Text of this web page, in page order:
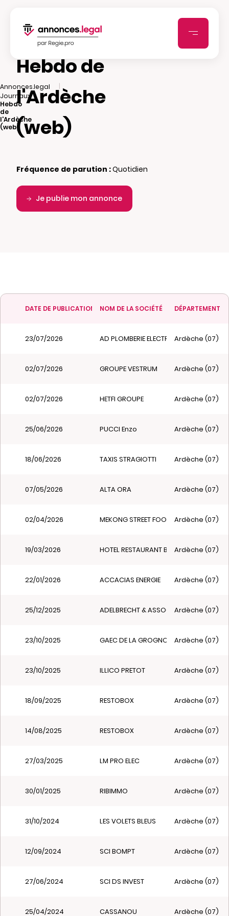
Annonces.legal
|
Journaux
|
Hebdo
de
l'Ardèche
(web)
Hebdo de
l'Ardèche
(web)
Fréquence de parution :Quotidien
Je publie mon annonce
DATE DE PUBLICATION NOM DE LA SOCIÉTÉ DÉPARTEMENT
23/07/2026 AD PLOMBERIE ELECTRICITEArdèche (07)
02/07/2026 GROUPE VESTRUM Ardèche (07)
02/07/2026 HETFI GROUPE Ardèche (07)
25/06/2026 PUCCI Enzo Ardèche (07)
18/06/2026 TAXIS STRAGIOTTI Ardèche (07)
07/05/2026 ALTA ORA Ardèche (07)
02/04/2026 MEKONG STREET FOOD Ardèche (07)
19/03/2026 HOTEL RESTAURANT BAR LA GRAVENNE
Ardèche (07)
22/01/2026 ACCACIAS ENERGIE Ardèche (07)
25/12/2025 ADELBRECHT & ASSOCIESArdèche (07)
23/10/2025 GAEC DE LA GROGNONNERIEArdèche (07)
23/10/2025 ILLICO PRETOT Ardèche (07)
18/09/2025 RESTOBOX Ardèche (07)
14/08/2025 RESTOBOX Ardèche (07)
27/03/2025 LM PRO ELEC Ardèche (07)
30/01/2025 RIBIMMO Ardèche (07)
31/10/2024 LES VOLETS BLEUS Ardèche (07)
12/09/2024 SCI BOMPT Ardèche (07)
27/06/2024 SCI DS INVEST Ardèche (07)
25/04/2024 CASSANOU Ardèche (07)